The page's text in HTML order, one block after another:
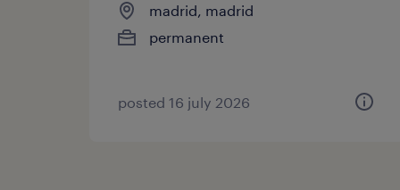
madrid, madrid
permanent
posted 16 july 2026